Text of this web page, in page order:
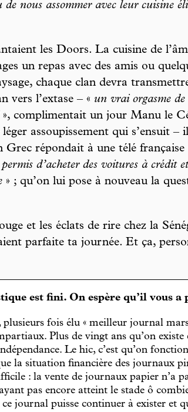
nous assommer avec leur cuisine
les Doors. La cuisine de
un repas avec des amis ou
chaque clan devra
vers l’extase – « un vrai orgasme de
», complimentait un jour Manu le
assoupissement qui s’ensuit –
Grec répondait à une télé française
d’acheter des voitures à crédit
» ; qu’on lui pose à nouveau la
et les éclats de rire chez la
parfaite ta journée. Et ça,
est fini. On espère qu’il vous a
plusieurs fois élu « meilleur journal
Plus de vingt ans qu’on existe
Le hic, c’est qu’on
la situation financière des journaux
: la vente de journaux papier n’a
pas encore atteint le stade ô
journal puisse continuer à exister et